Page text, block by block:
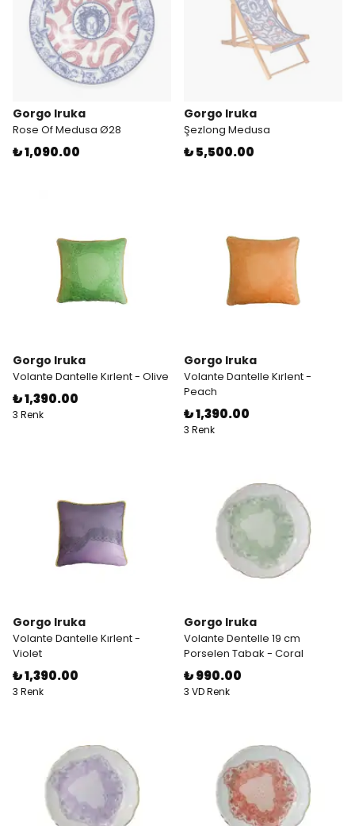
Gorgo Iruka
Rose Of Medusa Ø28
₺ 1,090.00
Gorgo Iruka
Şezlong Medusa
₺ 5,500.00
Gorgo Iruka
Volante Dantelle Kırlent - Olive
₺ 1,390.00
3 Renk
Gorgo Iruka
Volante Dantelle Kırlent -
Peach
₺ 1,390.00
3 Renk
Gorgo Iruka
Volante Dantelle Kırlent -
Violet
₺ 1,390.00
3 Renk
Gorgo Iruka
Volante Dentelle 19 cm
Porselen Tabak - Coral
₺ 990.00
3 VD Renk